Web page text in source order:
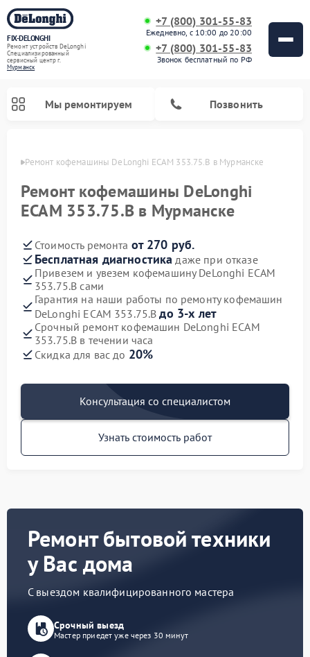
FIX-DELONGHI
Ремонт устройств DeLonghi
Специализированный
cервисный центр г.
Мурманск
+7 (800) 301-55-83
Ежедневно, с 10:00 до 20:00
+7 (800) 301-55-83
Звонок бесплатный по РФ
Мы ремонтируем Позвонить
Ремонт кофемашины DeLonghi ECAM 353.75.B в Мурманске
Ремонт кофемашины DeLonghi
ECAM 353.75.B в Мурманске
Стоимость ремонта от 270 руб.
Бесплатная диагностика даже при отказе
Привезем и увезем кофемашину DeLonghi ECAM
353.75.B сами
Гарантия на наши работы по ремонту кофемашин
DeLonghi ECAM 353.75.Bдо 3-х лет
Срочный ремонт кофемашин DeLonghi ECAM
353.75.B в течении часа
Скидка для вас до 20%
Консультация со специалистом
Узнать стоимость работ
Ремонт бытовой техники
у Вас дома
С выездом квалифицированного мастера
Срочный выезд
Мастер приедет уже через 30 минут